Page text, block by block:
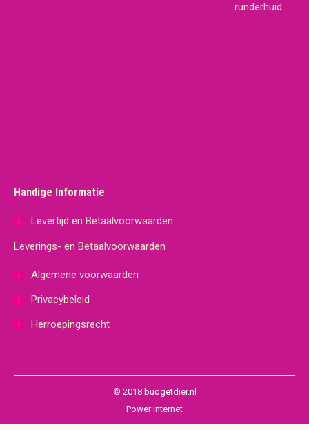
runderhuid
Handige Informatie
Levertijd en Betaalvoorwaarden
Leverings- en Betaalvoorwaarden
Algemene voorwaarden
Privacybeleid
Herroepingsrecht
© 2018 budgetdier.nl
Power Internet